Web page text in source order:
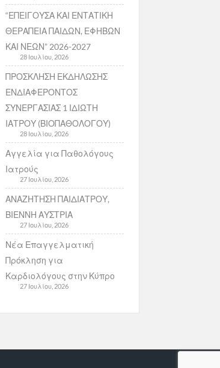
“ΕΠΕΙΓΟΥΣΑ ΚΑΙ ΕΝΤΑΤΙΚΗ
ΘΕΡΑΠΕΙΑ ΠΑΙΔΩΝ, ΕΦΗΒΩΝ
ΚΑΙ ΝΕΩΝ” 2026-2027
28 Ιουλίου, 2026
ΠΡΟΣΚΛΗΣΗ ΕΚΔΗΛΩΣΗΣ
ΕΝΔΙΑΦΕΡΟΝΤΟΣ
ΣΥΝΕΡΓΑΣΙΑΣ 1 ΙΔΙΩΤΗ
ΙΑΤΡΟΥ (ΒΙΟΠΑΘΟΛΟΓΟΥ)
28 Ιουλίου, 2026
Αγγελία για Παθολόγους
Ιατρούς
27 Ιουλίου, 2026
ΑΝΑΖΗΤΗΣΗ ΠΑΙΔΙΑΤΡΟΥ,
ΒΙΕΝΝΗ ΑΥΣΤΡΙΑ
27 Ιουλίου, 2026
Νέα Επαγγελματική
Πρόκληση για
Καρδιολόγους στην Κύπρο
27 Ιουλίου, 2026